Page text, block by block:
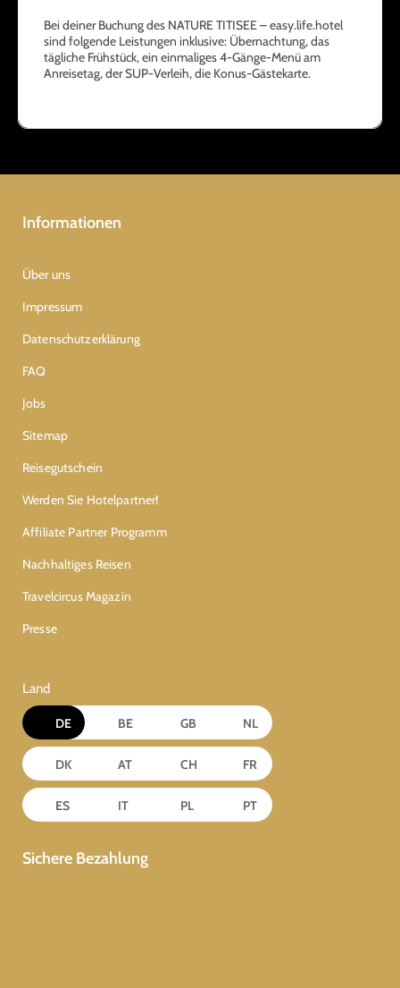
Bei deiner Buchung des NATURE TITISEE – easy.life.hotel
sind folgende Leistungen inklusive: Übernachtung, das
tägliche Frühstück, ein einmaliges 4-Gänge-Menü am
Anreisetag, der SUP-Verleih, die Konus-Gästekarte.
Informationen
Über uns
Impressum
Datenschutzerklärung
FAQ
Jobs
Sitemap
Reisegutschein
Werden Sie Hotelpartner!
Affiliate Partner Programm
Nachhaltiges Reisen
Travelcircus Magazin
Presse
Land
DE BE GB NL
DK AT CH FR
ES IT PL PT
Sichere Bezahlung